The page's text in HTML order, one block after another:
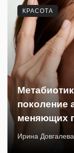
поколение
меняющих
Ирина Довгалева
КРАСОТА